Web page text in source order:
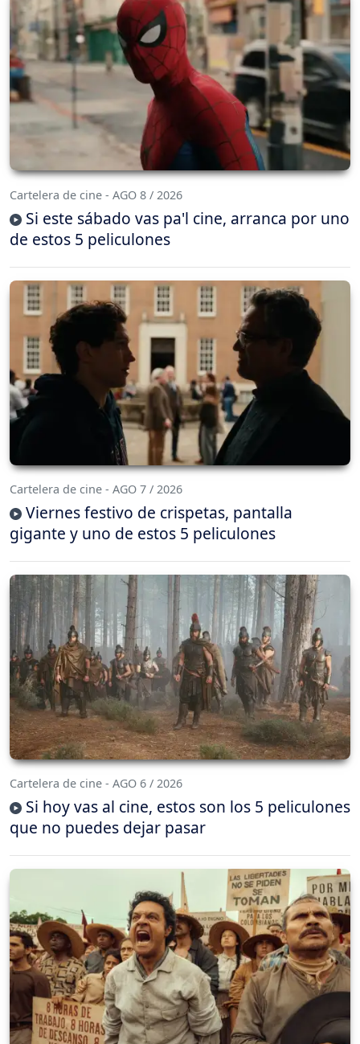
Cartelera de cine - AGO 8 / 2026
Si este sábado vas pa'l cine, arranca por uno
de estos 5 peliculones
Cartelera de cine - AGO 7 / 2026
Viernes festivo de crispetas, pantalla
gigante y uno de estos 5 peliculones
Cartelera de cine - AGO 6 / 2026
Si hoy vas al cine, estos son los 5 peliculones
que no puedes dejar pasar